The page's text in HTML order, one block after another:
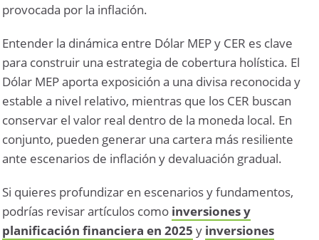
provocada por la inflación.
Entender la dinámica entre Dólar MEP y CER es clave
para construir una estrategia de cobertura holística. El
Dólar MEP aporta exposición a una divisa reconocida y
estable a nivel relativo, mientras que los CER buscan
conservar el valor real dentro de la moneda local. En
conjunto, pueden generar una cartera más resiliente
ante escenarios de inflación y devaluación gradual.
Si quieres profundizar en escenarios y fundamentos,
podrías revisar artículos como inversiones y
planificación financiera en 2025 y inversiones